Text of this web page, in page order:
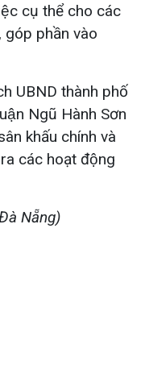
cụ thể cho các
góp phần vào
UBND thành phố
Ngũ Hành Sơn
khấu chính và
các hoạt động
Nẵng)